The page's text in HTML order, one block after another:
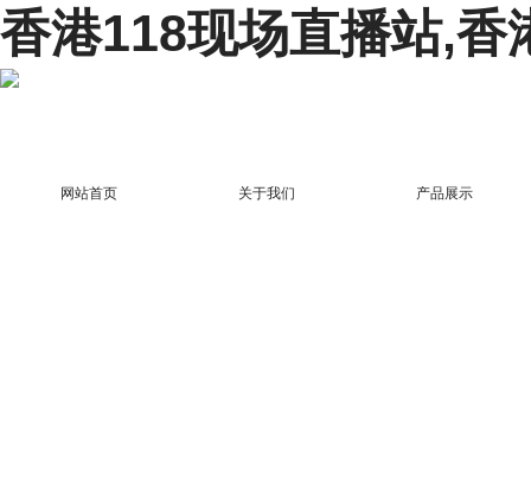
香港118现场直播站,香
网站首页 关于我们 产品展示